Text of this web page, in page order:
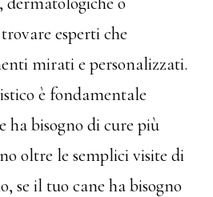
esperti che
mirati e personalizzati.
è fondamentale
ha bisogno di cure più
oltre le semplici visite di
se il tuo cane ha bisogno